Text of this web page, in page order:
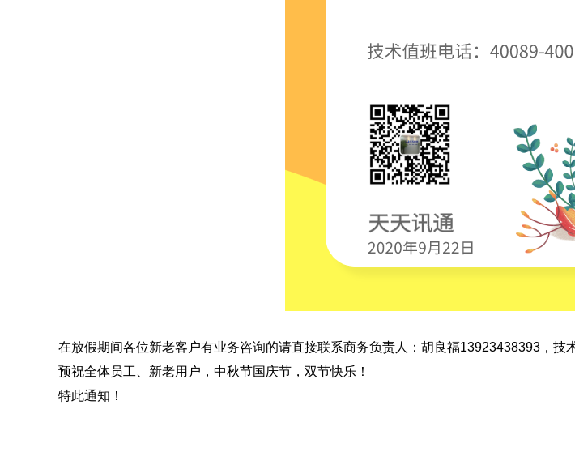
在放假期间各位新老客户有业务咨询的请直接联系商务负责人：胡良福13923438393，
预祝全体员工、新老用户，中秋节国庆节，双节快乐！
特此通知！